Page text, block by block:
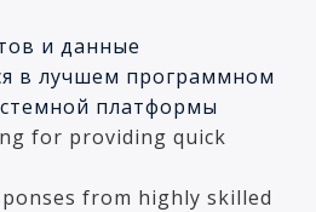
и данные
в лучшем программном
платформы
for providing quick
from highly skilled